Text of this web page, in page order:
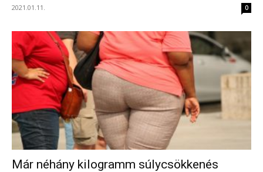
2021.01.11. 0
Már néhány kilogramm súlycsökkenés